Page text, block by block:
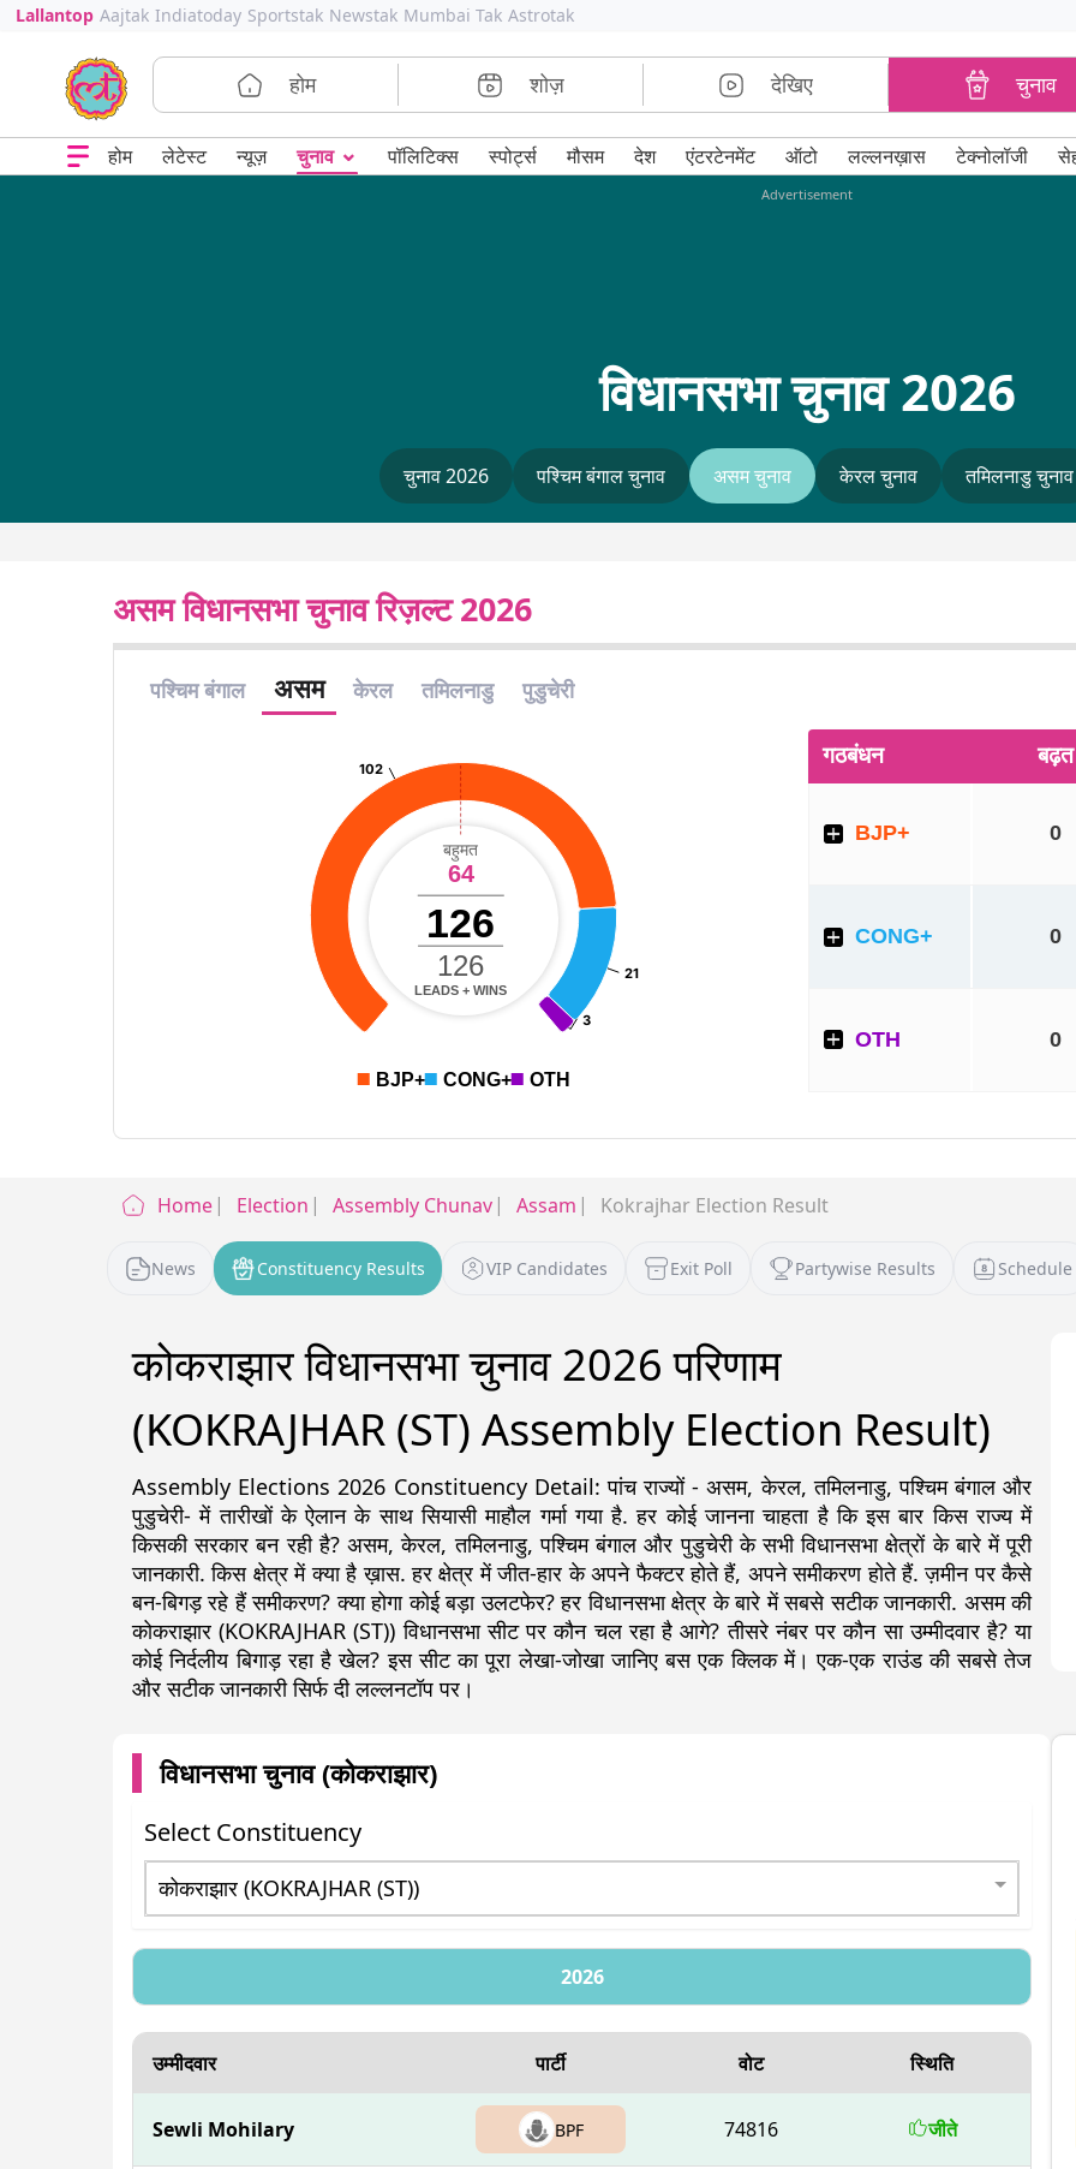
Lallantop Aajtak Indiatoday Sportstak Newstak Mumbai Tak Astrotak
होम शोज़ देखिए चुनाव
होम लेटेस्ट न्यूज़ चुनाव ⌄ पॉलिटिक्स स्पोर्ट्स मौसम देश एंटरटेनमेंट ऑटो लल्लनख़ास टेक्नोलॉजी
Advertisement
विधानसभा चुनाव 2026
चुनाव 2026 पश्चिम बंगाल चुनाव असम चुनाव केरल चुनाव तमिलनाडु चुनाव
असम विधानसभा चुनाव रिज़ल्ट 2026
Home Election Assembly Chunav Assam Kokrajhar Election Result
News Constituency Results VIP Candidates Exit Poll Partywise Results Schedule
कोकराझार विधानसभा चुनाव 2026 परिणाम
(KOKRAJHAR (ST) Assembly Election Result)
Assembly Elections 2026 Constituency Detail: पांच राज्यों - असम, केरल, तमिलनाडु, पश्चिम बंगाल और
पुडुचेरी- में तारीखों के ऐलान के साथ सियासी माहौल गर्मा गया है. हर कोई जानना चाहता है कि इस बार किस राज्य में
किसकी सरकार बन रही है? असम, केरल, तमिलनाडु, पश्चिम बंगाल और पुडुचेरी के सभी विधानसभा क्षेत्रों के बारे में पूरी
जानकारी. किस क्षेत्र में क्या है ख़ास. हर क्षेत्र में जीत-हार के अपने फैक्टर होते हैं, अपने समीकरण होते हैं. ज़मीन पर कैसे
बन-बिगड़ रहे हैं समीकरण? क्या होगा कोई बड़ा उलटफेर? हर विधानसभा क्षेत्र के बारे में सबसे सटीक जानकारी. असम की
कोकराझार (KOKRAJHAR (ST)) विधानसभा सीट पर कौन चल रहा है आगे? तीसरे नंबर पर कौन सा उम्मीदवार है? या
कोई निर्दलीय बिगाड़ रहा है खेल? इस सीट का पूरा लेखा-जोखा जानिए बस एक क्लिक में। एक-एक राउंड की सबसे तेज
और सटीक जानकारी सिर्फ दी लल्लनटॉप पर।
विधानसभा चुनाव (कोकराझार)
Select Constituency
2026
उम्मीदवार पार्टी वोट स्थिति
Sewli Mohilary BPF 74816 जीते